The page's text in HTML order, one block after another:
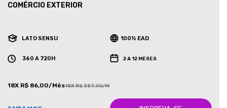
COMÉRCIO EXTERIOR
LATO SENSU 100% EAD
360 A 720H 2 A 12 MESES
18X R$ 86,00/Mês18X R$ 387,00/Mês